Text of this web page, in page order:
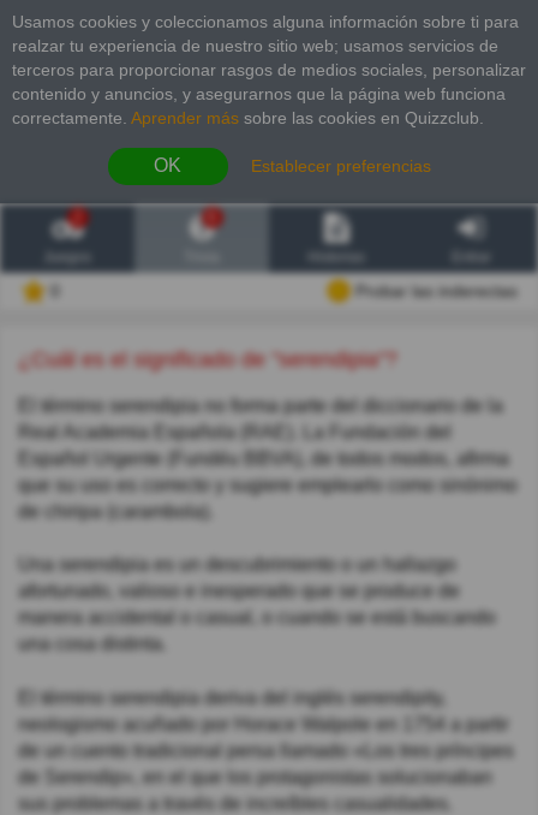
Usamos cookies y coleccionamos alguna información sobre ti para
realzar tu experiencia de nuestro sitio web; usamos servicios de
terceros para proporcionar rasgos de medios sociales, personalizar
contenido y anuncios, y asegurarnos que la página web funciona
correctamente. Aprender más sobre las cookies en Quizzclub.
OK Establecer preferencias
2
Probar las inderectas
¿Cuál es el significado de "serendipia"?
El término serendipia no forma parte del diccionario de la
Real Academia Española (RAE). La Fundación del
Español Urgente (Fundéu BBVA), de todos modos, afirma
que su uso es correcto y sugiere emplearlo como sinónimo
de chiripa (carambola).
Una serendipia es un descubrimiento o un hallazgo
afortunado, valioso e inesperado que se produce de
manera accidental o casual, o cuando se está buscando
una cosa distinta.
El término serendipia deriva del inglés serendipity,
neologismo acuñado por Horace Walpole en 1754 a partir
de un cuento tradicional persa llamado «Los tres príncipes
de Serendip», en el que los protagonistas solucionaban
sus problemas a través de increíbles casualidades.